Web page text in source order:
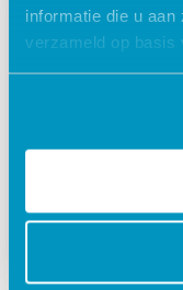
informatie die u
verzameld op basis
Ouderenzorg
Zorggroep
voor Business